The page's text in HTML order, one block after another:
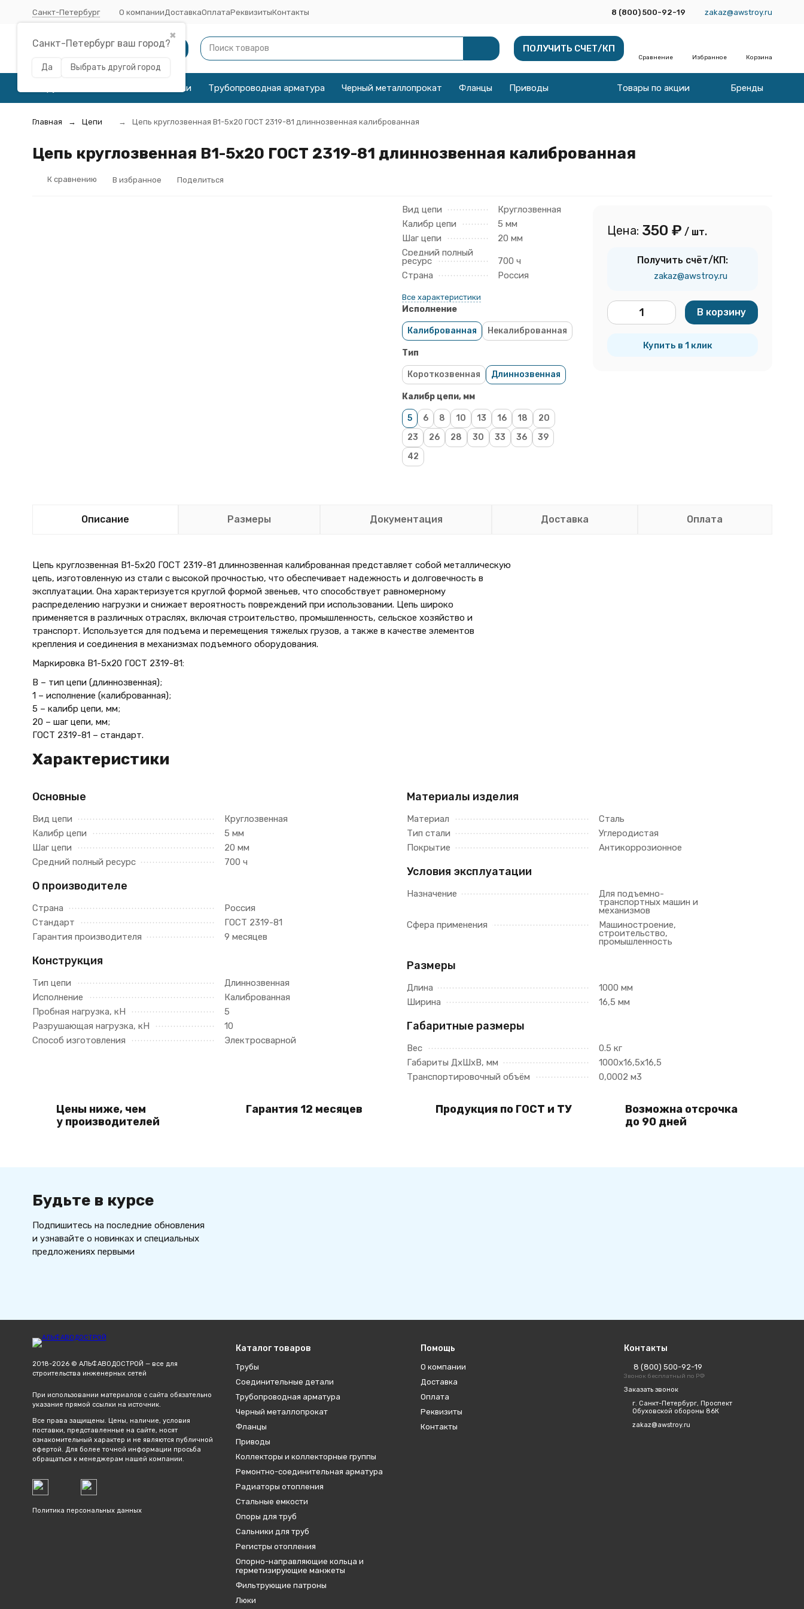
Санкт-Петербург
✖
Санкт-Петербург ваш город?
Да Выбрать другой город
О компании ДоставкаОплатаРеквизитыКонтакты 8 (800) 500-92-19 zakaz@awstroy.ru
Каталог ПОЛУЧИТЬ СЧЕТ/КП
Сравнение Избранное Корзина
Соединительные детали Трубопроводная арматура Черный металлопрокат Фланцы Приводы Товары по акции Бренды
Главная Цепи Цепь круглозвенная B1-5х20 ГОСТ 2319-81 длиннозвенная калиброванная
Цепь круглозвенная B1-5х20 ГОСТ 2319-81 длиннозвенная калиброванная
К сравнению В избранное Поделиться
Вид цепи
Круглозвенная
Калибр цепи
5 мм
Шаг цепи
20 мм
Средний полный
ресурс
700 ч
Страна
Россия
Все характеристики
Исполнение
Калиброванная Некалиброванная
Тип
Короткозвенная Длиннозвенная
Калибр цепи, мм
5 6 8 10 13 16 18
20
23
26 28 30 33 36
39
42
Цена: 350 ₽ / шт.
Получить счёт/КП:
zakaz@awstroy.ru
В корзину
Купить в 1 клик
Описание Размеры Документация Доставка Оплата
Цепь круглозвенная B1-5х20 ГОСТ 2319-81 длиннозвенная калиброванная представляет собой металлическую
цепь, изготовленную из стали с высокой прочностью, что обеспечивает надежность и долговечность в
эксплуатации. Она характеризуется круглой формой звеньев, что способствует равномерному
распределению нагрузки и снижает вероятность повреждений при использовании. Цепь широко
применяется в различных отраслях, включая строительство, промышленность, сельское хозяйство и
транспорт. Используется для подъема и перемещения тяжелых грузов, а также в качестве элементов
крепления и соединения в механизмах подъемного оборудования.
Маркировка B1-5х20 ГОСТ 2319-81:
В – тип цепи (длиннозвенная);
1 – исполнение (калиброванная);
5 – калибр цепи, мм;
20 – шаг цепи, мм;
ГОСТ 2319-81 – стандарт.
Характеристики
Основные
Вид цепи
Круглозвенная
Калибр цепи
5 мм
Шаг цепи
20 мм
Средний полный ресурс
700 ч
О производителе
Страна
Россия
Стандарт
ГОСТ 2319-81
Гарантия производителя
9 месяцев
Конструкция
Тип цепи
Длиннозвенная
Исполнение
Калиброванная
Пробная нагрузка, кН
5
Разрушающая нагрузка, кН
10
Способ изготовления
Электросварной
Материалы изделия
Материал
Сталь
Тип стали
Углеродистая
Покрытие
Антикоррозионное
Условия эксплуатации
Назначение Для подъемно-
транспортных машин и
механизмов
Сфера применения
Машиностроение,
строительство,
промышленность
Размеры
Длина
1000 мм
Ширина
16,5 мм
Габаритные размеры
Вес
0.5 кг
Габариты ДхШхВ, мм
1000х16,5х16,5
Транспортировочный объём
0,0002 м3
Цены ниже, чем
у производителей
Гарантия 12 месяцев Продукция по ГОСТ и ТУ
Возможна отсрочка
до 90 дней
Будьте в курсе
Подпишитесь на последние обновления
и узнавайте о новинках и специальных
предложениях первыми
2018-2026 © АЛЬФАВОДОСТРОЙ — все для
строительства инженерных сетей
При использовании материалов с сайта обязательно
указание прямой ссылки на источник.
Все права защищены. Цены, наличие, условия
поставки, представленные на сайте, носят
ознакомительный характер и не являются публичной
офертой. Для более точной информации просьба
обращаться к менеджерам нашей компании.
Политика персональных данных
Каталог товаров
Трубы
Соединительные детали
Трубопроводная арматура
Черный металлопрокат
Фланцы
Приводы
Коллекторы и коллекторные группы
Ремонтно-соединительная арматура
Радиаторы отопления
Стальные емкости
Опоры для труб
Сальники для труб
Регистры отопления
Опорно-направляющие кольца и
герметизирующие манжеты
Фильтрующие патроны
Люки
Помощь
О компании
Доставка
Оплата
Реквизиты
Контакты
Контакты
8 (800) 500-92-19
Звонок бесплатный по РФ
Заказать звонок
г. Санкт-Петербург, Проспект
Обуховской обороны 86К
zakaz@awstroy.ru